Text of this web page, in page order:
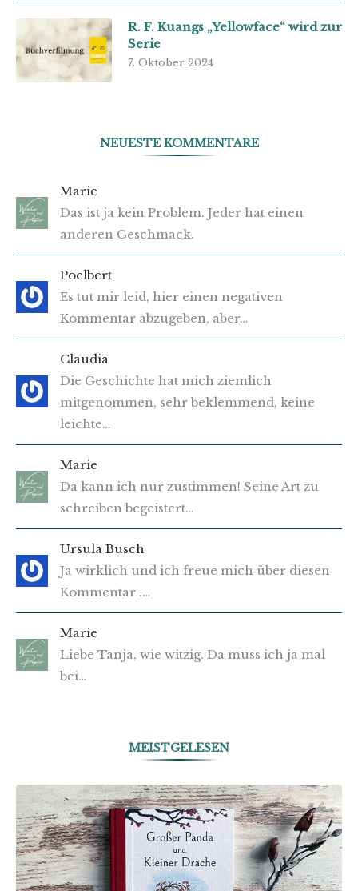
R. F. Kuangs „Yellowface“ wird zur
Serie
7. Oktober 2024
NEUESTE KOMMENTARE
Marie
Das ist ja kein Problem. Jeder hat einen
anderen Geschmack.
Poelbert
Es tut mir leid, hier einen negativen
Kommentar abzugeben, aber…
Claudia
Die Geschichte hat mich ziemlich
mitgenommen, sehr beklemmend, keine
leichte…
Marie
Da kann ich nur zustimmen! Seine Art zu
schreiben begeistert…
Ursula Busch
Ja wirklich und ich freue mich über diesen
Kommentar .…
Marie
Liebe Tanja, wie witzig. Da muss ich ja mal
bei…
MEISTGELESEN